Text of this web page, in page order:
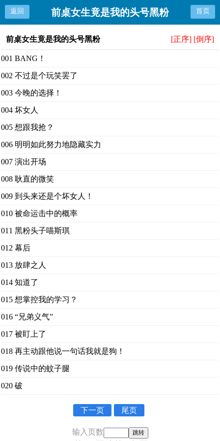
返回 前桌女生竟是我的头号黑粉 首页
前桌女生竟是我的头号黑粉 [正序] [倒序]
001 BANG！
002 不过是个玩笑罢了
003 今晚的选择！
004 坏女人
005 想跟我抢？
006 明明如此努力地隐藏实力
007 演出开场
008 耿直的微笑
009 到头来还是个坏女人！
010 被命运击中的概率
011 黑粉头子喵斯琪
012 幕后
013 放肆之人
014 知道了
015 想掌控我的学习？
016 “兄弟义气”
017 被盯上了
018 再主动跟他说一句话我就是狗！
019 传说中的蚊子腿
020 破
下一页 尾页
输入页数